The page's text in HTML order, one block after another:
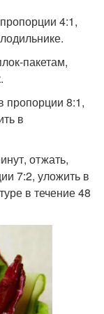
4:1,
пакетам,
пропорции 8:1,
в
отжать,
7:2, уложить в
в течение 48